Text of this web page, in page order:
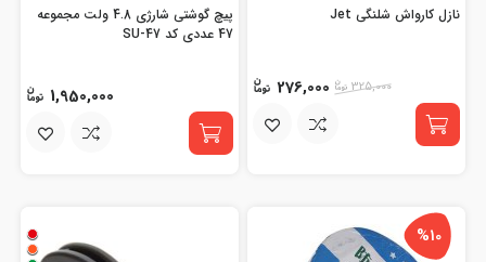
نازل کارواش شلنگی Jet
325,000
276,000
پیچ گوشتی شارژی 4.8 ولت مجموعه
47 عددی کد SU-47
1,950,000
%10